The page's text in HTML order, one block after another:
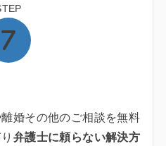
婚その他のご相談を無料
弁護士に頼らない解決方